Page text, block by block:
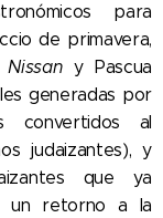
para
de primavera,
Nissan y Pascua
generadas por
convertidos al
judaizantes), y
que ya
un retorno a la